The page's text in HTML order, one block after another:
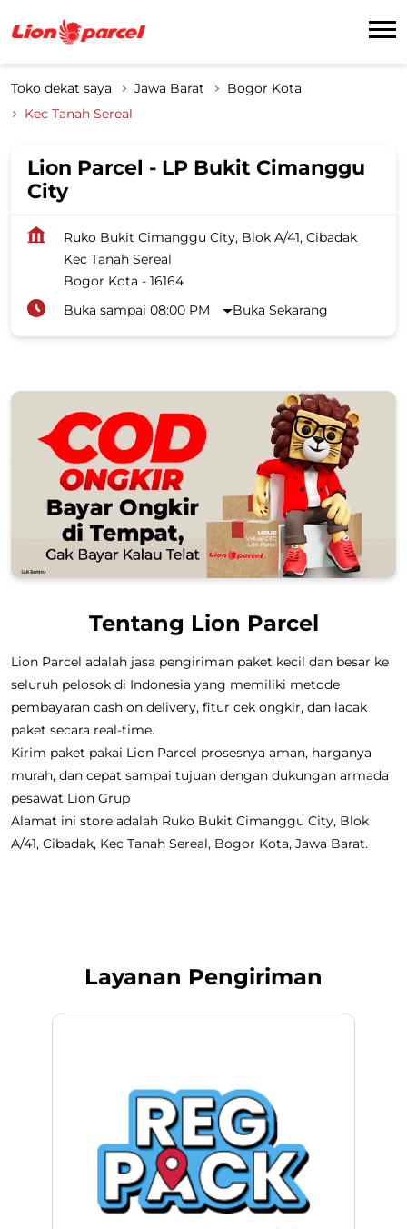
Toko dekat saya Jawa Barat
Bogor Kota
Kec Tanah Sereal
Lion Parcel - LP Bukit Cimanggu
City
Ruko Bukit Cimanggu City, Blok A/41, Cibadak
Kec Tanah Sereal
Bogor Kota - 16164
Buka sampai 08:00 PM
Buka Sekarang
Tentang Lion Parcel
Lion Parcel adalah jasa pengiriman paket kecil dan besar ke
seluruh pelosok di Indonesia yang memiliki metode
pembayaran cash on delivery, fitur cek ongkir, dan lacak
paket secara real-time.
Kirim paket pakai Lion Parcel prosesnya aman, harganya
murah, dan cepat sampai tujuan dengan dukungan armada
pesawat Lion Grup
Alamat ini store adalah Ruko Bukit Cimanggu City, Blok
A/41, Cibadak, Kec Tanah Sereal, Bogor Kota, Jawa Barat.
Layanan Pengiriman